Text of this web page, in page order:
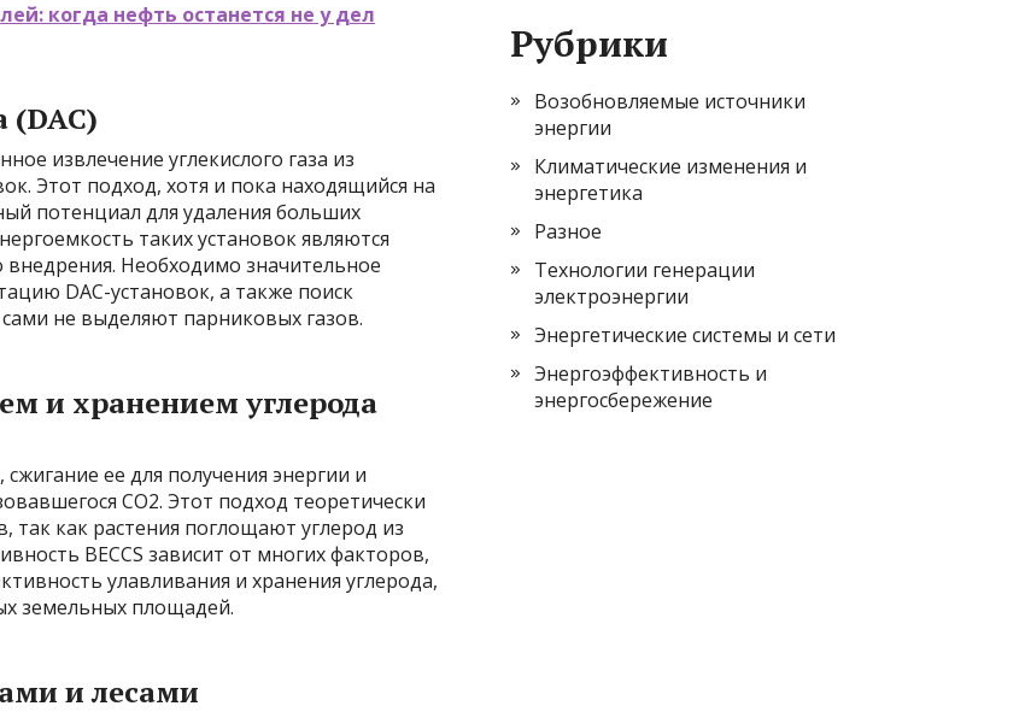
когда нефть останется не у дел
(DAC)
извлечение углекислого газа из
Этот подход, хотя и пока находящийся на
потенциал для удаления больших
таких установок являются
Необходимо значительное
DAC-установок, а также поиск
не выделяют парниковых газов.
и хранением углерода
ее для получения энергии и
CO2. Этот подход теоретически
так как растения поглощают углерод из
BECCS зависит от многих факторов,
улавливания и хранения углерода,
земельных площадей.
и лесами
Рубрики
Возобновляемые источники
энергии
Климатические изменения и
энергетика
Разное
Технологии генерации
электроэнергии
Энергетические системы и сети
Энергоэффективность и
энергосбережение